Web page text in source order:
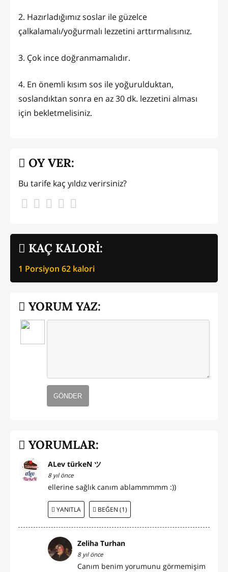
2. Hazırladığımız soslar ile güzelce
çalkalamalı/yoğurmalı lezzetini arttırmalısınız.
3. Çok ince doğranmamalıdır.
4. En önemli kısım sos ile yoğurulduktan,
soslandıktan sonra en az 30 dk. lezzetini alması
için bekletmelisiniz.
KAÇ KALORİ:
1 Porsiyon 62 kalori
OY VER:
Bu tarife kaç yıldız verirsiniz?
YORUM YAZ:
GÖNDER
YORUMLAR:
ALev türkeN ツ
8 yıl önce
ellerine sağlık canım ablammmmm :))
YANITLA BEĞEN (1)
Zeliha Turhan
8 yıl önce
Canım benim yorumunu görmemişim